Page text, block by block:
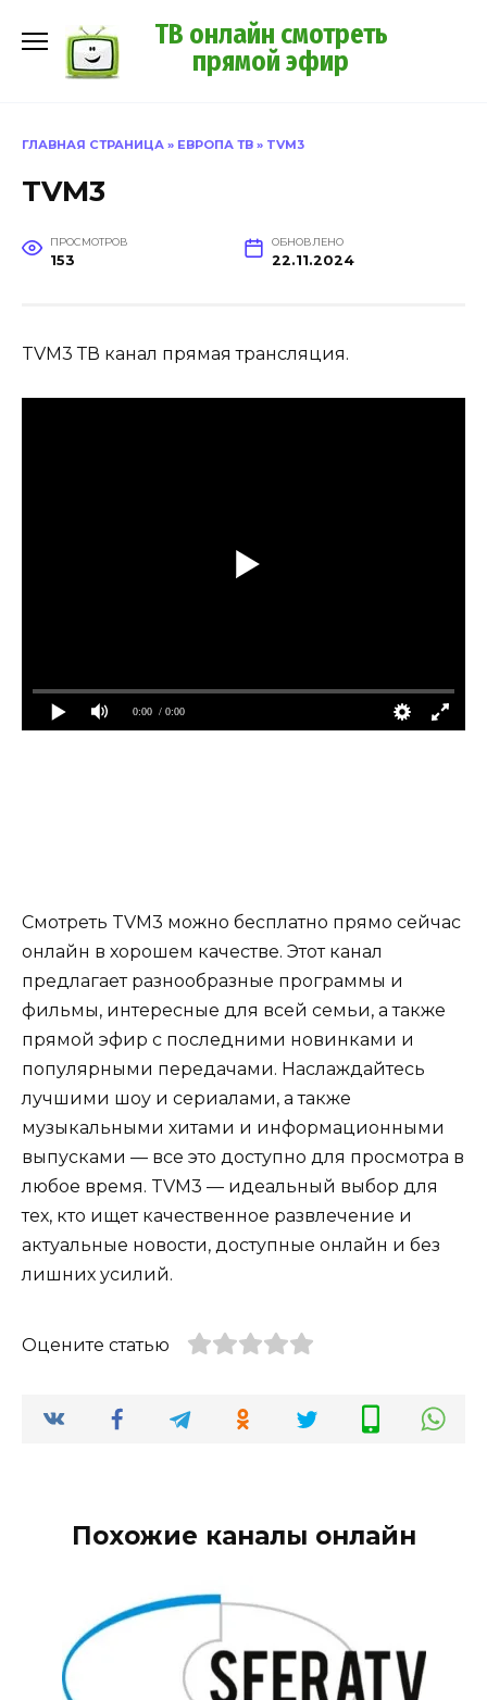
содержанию
ТВ онлайн смотреть
прямой эфир
ГЛАВНАЯ СТРАНИЦА » ЕВРОПА ТВ » TVM3
TVM3
ПРОСМОТРОВ
153
ОБНОВЛЕНО
22.11.2024
TVM3 ТВ канал прямая трансляция.
0:00 / 0:00
Смотреть TVM3 можно бесплатно прямо сейчас
онлайн в хорошем качестве. Этот канал
предлагает разнообразные программы и
фильмы, интересные для всей семьи, а также
прямой эфир с последними новинками и
популярными передачами. Наслаждайтесь
лучшими шоу и сериалами, а также
музыкальными хитами и информационными
выпусками — все это доступно для просмотра в
любое время. TVM3 — идеальный выбор для
тех, кто ищет качественное развлечение и
актуальные новости, доступные онлайн и без
лишних усилий.
Оцените статью
Похожие каналы онлайн